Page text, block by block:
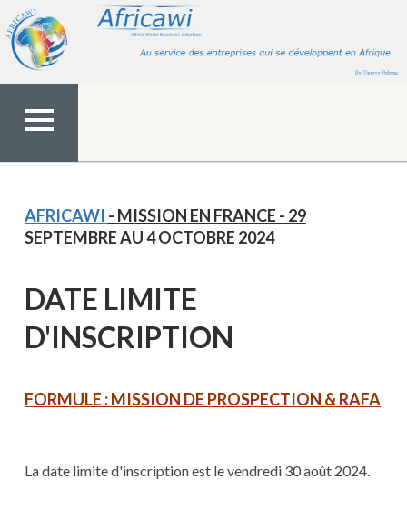
contenu
MENU
AFRICAWI - MISSION EN FRANCE - 29
SEPTEMBRE AU 4 OCTOBRE 2024
DATE LIMITE
D'INSCRIPTION
FORMULE : MISSION DE PROSPECTION & RAFA
La date limite d'inscription est le vendredi 30 août 2024.